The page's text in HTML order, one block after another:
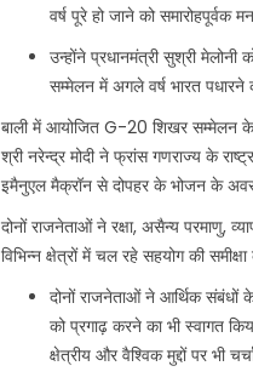
वर्ष पूरे हो जाने को समारोहपूर्वक
उन्होंने प्रधानमंत्री सुश्री
सम्मेलन में अगले वर्ष भारत पधारने
बाली में आयोजित G-20 शिखर सम्मेलन के
श्री नरेन्द्र मोदी ने फ्रांस गणराज्य के
इमैनुएल मैक्रॉन से दोपहर के भोजन के
दोनों राजनेताओं ने रक्षा, असैन्य परमाणु,
विभिन्न क्षेत्रों में चल रहे सहयोग की
दोनों राजनेताओं ने आर्थिक संबंधों
को प्रगाढ़ करने का भी स्वागत
क्षेत्रीय और वैश्विक मुद्दों पर भी